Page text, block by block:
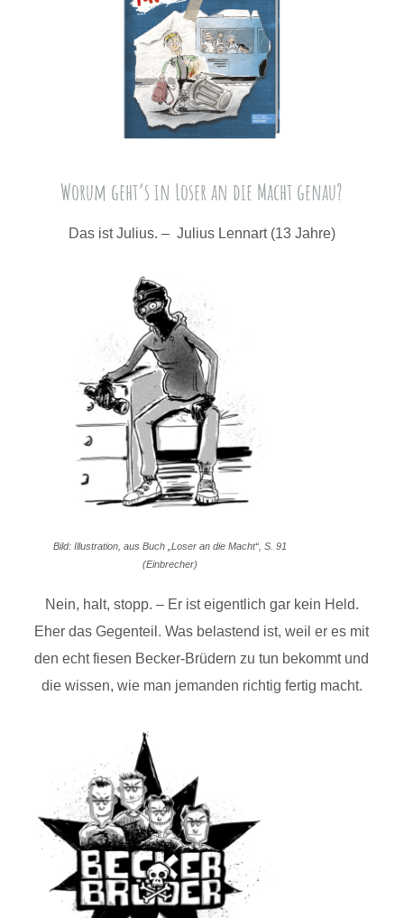
Worum geht’s in Loser an die Macht genau?
Das ist Julius. – Julius Lennart (13 Jahre)
Bild: Illustration, aus Buch „Loser an die Macht“, S. 91
(Einbrecher)
Nein, halt, stopp. – Er ist eigentlich gar kein Held.
Eher das Gegenteil. Was belastend ist, weil er es mit
den echt fiesen Becker-Brüdern zu tun bekommt und
die wissen, wie man jemanden richtig fertig macht.